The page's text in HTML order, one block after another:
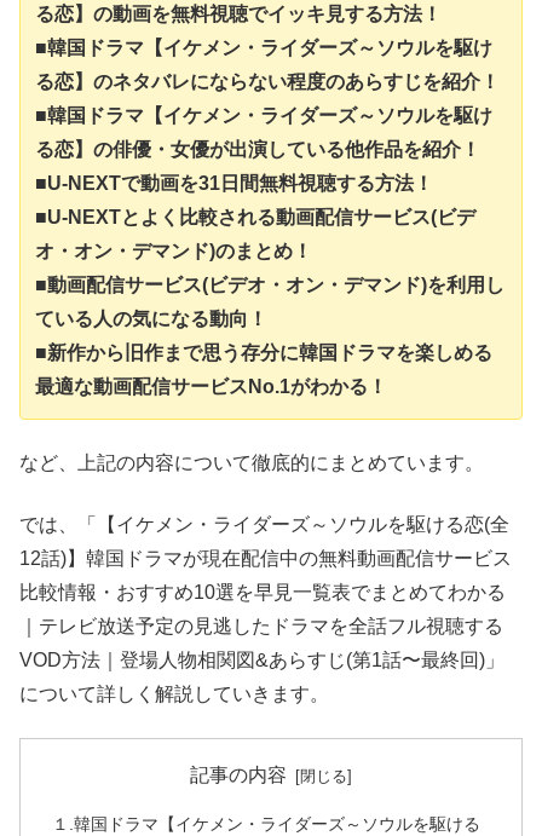
る恋】の動画を無料視聴でイッキ見する方法！
■韓国ドラマ【イケメン・ライダーズ～ソウルを駆け
る恋】のネタバレにならない程度のあらすじを紹介！
■韓国ドラマ【イケメン・ライダーズ～ソウルを駆け
る恋】の俳優・女優が出演している他作品を紹介！
■U-NEXTで動画を31日間無料視聴する方法！
■U-NEXTとよく比較される動画配信サービス(ビデ
オ・オン・デマンド)のまとめ！
■動画配信サービス(ビデオ・オン・デマンド)を利用し
ている人の気になる動向！
■新作から旧作まで思う存分に韓国ドラマを楽しめる
最適な動画配信サービスNo.1がわかる！
など、上記の内容について徹底的にまとめています。
では、「【イケメン・ライダーズ～ソウルを駆ける恋(全
12話)】韓国ドラマが現在配信中の無料動画配信サービス
比較情報・おすすめ10選を早見一覧表でまとめてわかる
｜テレビ放送予定の見逃したドラマを全話フル視聴する
VOD方法｜登場人物相関図&あらすじ(第1話〜最終回)」
について詳しく解説していきます。
記事の内容
１.韓国ドラマ【イケメン・ライダーズ～ソウルを駆ける